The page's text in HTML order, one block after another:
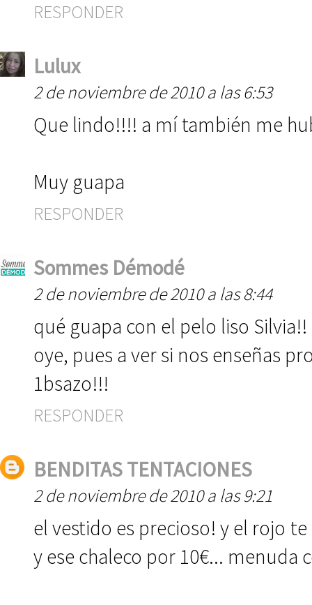
RESPONDER
Lulux
2 de noviembre de 2010 a las 6:53
Que lindo!!!! a mí también me
Muy guapa
RESPONDER
Sommes Démodé
2 de noviembre de 2010 a las 8:44
qué guapa con el pelo liso Silvia!!
oye, pues a ver si nos enseñas
1bsazo!!!
RESPONDER
BENDITAS TENTACIONES
2 de noviembre de 2010 a las 9:21
el vestido es precioso! y el rojo
y ese chaleco por 10€... menuda